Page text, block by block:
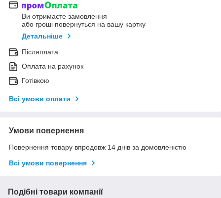
Ви отримаєте замовлення
або гроші повернуться на вашу картку
Детальніше
Післяплата
Оплата на рахунок
Готівкою
Всі умови оплати
Умови повернення
Повернення товару впродовж 14 днів за домовленістю
Всі умови повернення
Подібні товари компанії